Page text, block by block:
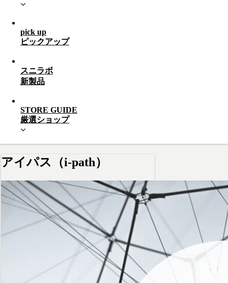
pick up
ピックアップ
スニラボ
新製品
STORE GUIDE
厳選ショップ
アイパス（i-path）